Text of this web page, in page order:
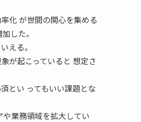
化 が世間の関心を集める
した。
える。
が起こっていると 想定さ
とい ってもいい課題とな
業務領域を拡大してい